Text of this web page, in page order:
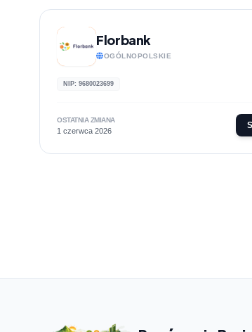
Florbank
OGÓLNOPOLSKIE
NIP: 9680023699
OSTATNIA ZMIANA
1 czerwca 2026